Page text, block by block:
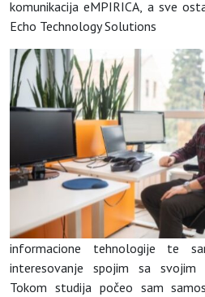
komunikacija eMPIRICA, a sve
Echo Technology Solutions
informacione tehnologije te
interesovanje spojim sa svojim
Tokom studija počeo sam